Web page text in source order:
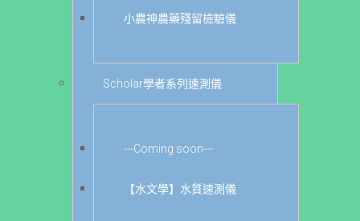
小農神農藥殘留檢驗儀
Scholar學者系列速測儀
---Coming soon---
【水文學】水質速測儀